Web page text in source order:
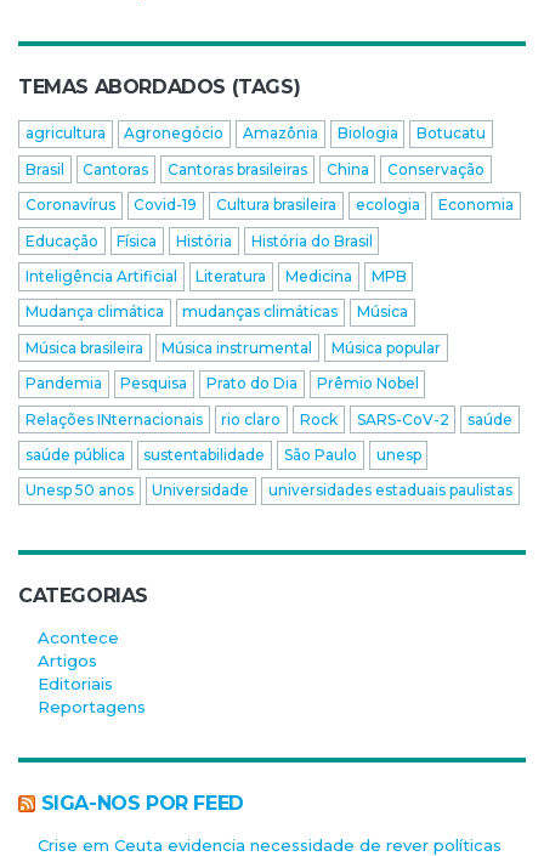
TEMAS ABORDADOS (TAGS)
agricultura Agronegócio Amazônia Biologia
Botucatu
Brasil
Cantoras Cantoras brasileiras China
Conservação
Coronavírus
Covid-19 Cultura brasileira ecologia
Economia
Educação
Física História
História do Brasil
Inteligência Artificial
Literatura Medicina
MPB
Mudança climática
mudanças climáticas
Música
Música brasileira
Música instrumental
Música popular
Pandemia
Pesquisa Prato do Dia
Prêmio Nobel
Relações INternacionais
rio claro Rock SARS-CoV-2
saúde
saúde pública
sustentabilidade São Paulo
unesp
Unesp 50 anos
Universidade universidades estaduais paulistas
CATEGORIAS
Acontece
Artigos
Editoriais
Reportagens
SIGA-NOS POR FEED
Crise em Ceuta evidencia necessidade de rever políticas